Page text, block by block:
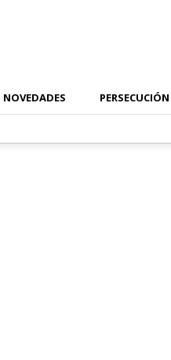
NOVEDADES PERSECUCIÓN